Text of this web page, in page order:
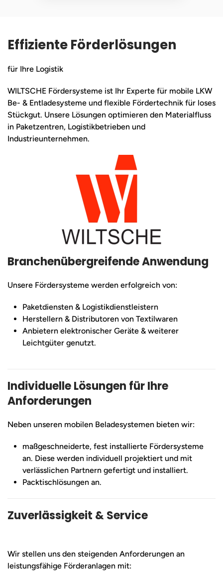
Effiziente Förderlösungen
für Ihre Logistik
WILTSCHE Fördersysteme ist Ihr Experte für mobile LKW
Be- & Entladesysteme und flexible Fördertechnik für loses
Stückgut. Unsere Lösungen optimieren den Materialfluss
in Paketzentren, Logistikbetrieben und
Industrieunternehmen.
Branchenübergreifende Anwendung
Unsere Fördersysteme werden erfolgreich von:
Paketdiensten & Logistikdienstleistern
Herstellern & Distributoren von Textilwaren
Anbietern elektronischer Geräte & weiterer
Leichtgüter genutzt.
Individuelle Lösungen für Ihre
Anforderungen
Neben unseren mobilen Beladesystemen bieten wir:
maßgeschneiderte, fest installierte Fördersysteme
an. Diese werden individuell projektiert und mit
verlässlichen Partnern gefertigt und installiert.
Packtischlösungen an.
Zuverlässigkeit & Service
Wir stellen uns den steigenden Anforderungen an
leistungsfähige Förderanlagen mit: